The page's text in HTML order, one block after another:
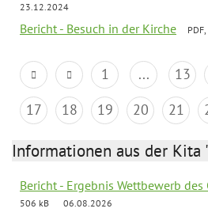
23.12.2024
Bericht - Besuch in der Kirche
1 ... 13
17
18 19 20 21
Informationen aus der Kita
Bericht - Ergebnis Wettbewerb des
506 kB
06.08.2026